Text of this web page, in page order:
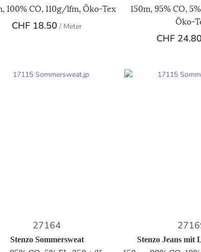
100% CO, 110g/lfm, Öko-Tex
CHF 18.50 / Meter
150m, 95% CO,
Öko-
CHF 24.80
27164
Stenzo Sommersweat Stenzo Jeans mit